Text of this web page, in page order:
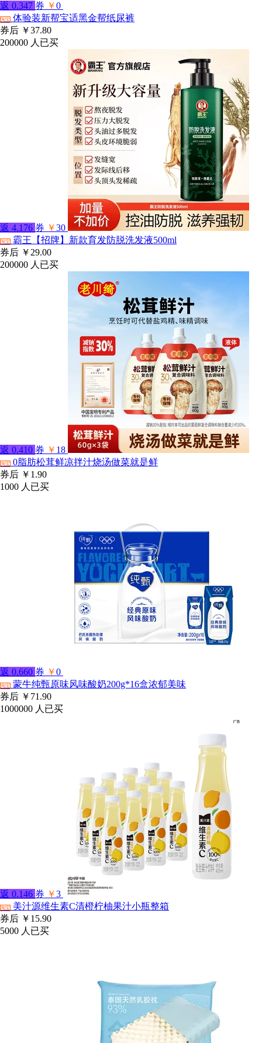
返 0.347 券 ￥0
淘宝 体验装新帮宝适黑金帮纸尿裤
券后 ￥37.80
200000 人已买
返 4.176 券 ￥30
淘宝
霸王【招牌】新款育发防脱洗发液500ml
券后 ￥29.00
200000 人已买
返 0.410 券 ￥ 18
淘宝 0脂肪松茸鲜凉拌汁烧汤做菜就是鲜
券后 ￥1.90
1000 人已买
返 0.660 券 ￥0
淘宝 蒙牛纯甄原味风味酸奶200g*16盒浓郁美味
券后 ￥71.90
1000000 人已买
返 0.146 券 ￥3
淘宝
美汁源维生素C清橙柠柚果汁小瓶整箱
券后 ￥15.90
5000 人已买